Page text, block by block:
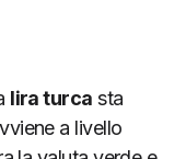
lira turca sta
a livello